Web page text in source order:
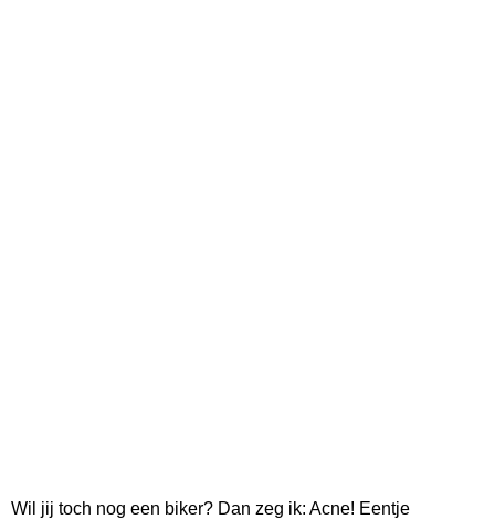
Wil jij toch nog een biker? Dan zeg ik: Acne! Eentje